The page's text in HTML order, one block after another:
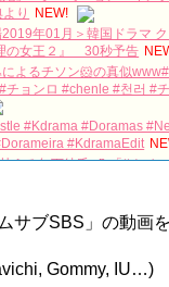
り
NEW!
2019年01月＞韓国ドラマ
の女王２』 30秒予告
よるチソン🐹の真似
チョンロ #chenle #천러 #
#Kdrama #Doramas
#KdramaEdit
える年下彼氏 💕 「#ナイ
「『婿殿オ・ジャクドゥ
Ram(장우람)- Right Now To
OST Part 4) NEW!
サブSBS」の動画
Gommy, IU…)